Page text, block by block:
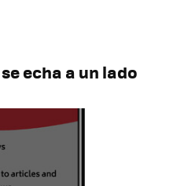
echa a un lado